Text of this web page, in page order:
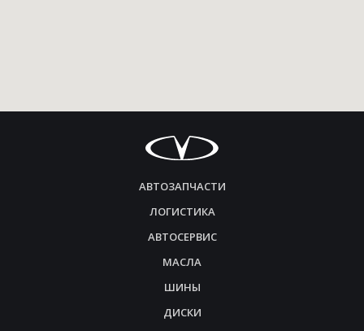
АВТОЗАПЧАСТИ
ЛОГИСТИКА
АВТОСЕРВИС
МАСЛА
ШИНЫ
ДИСКИ